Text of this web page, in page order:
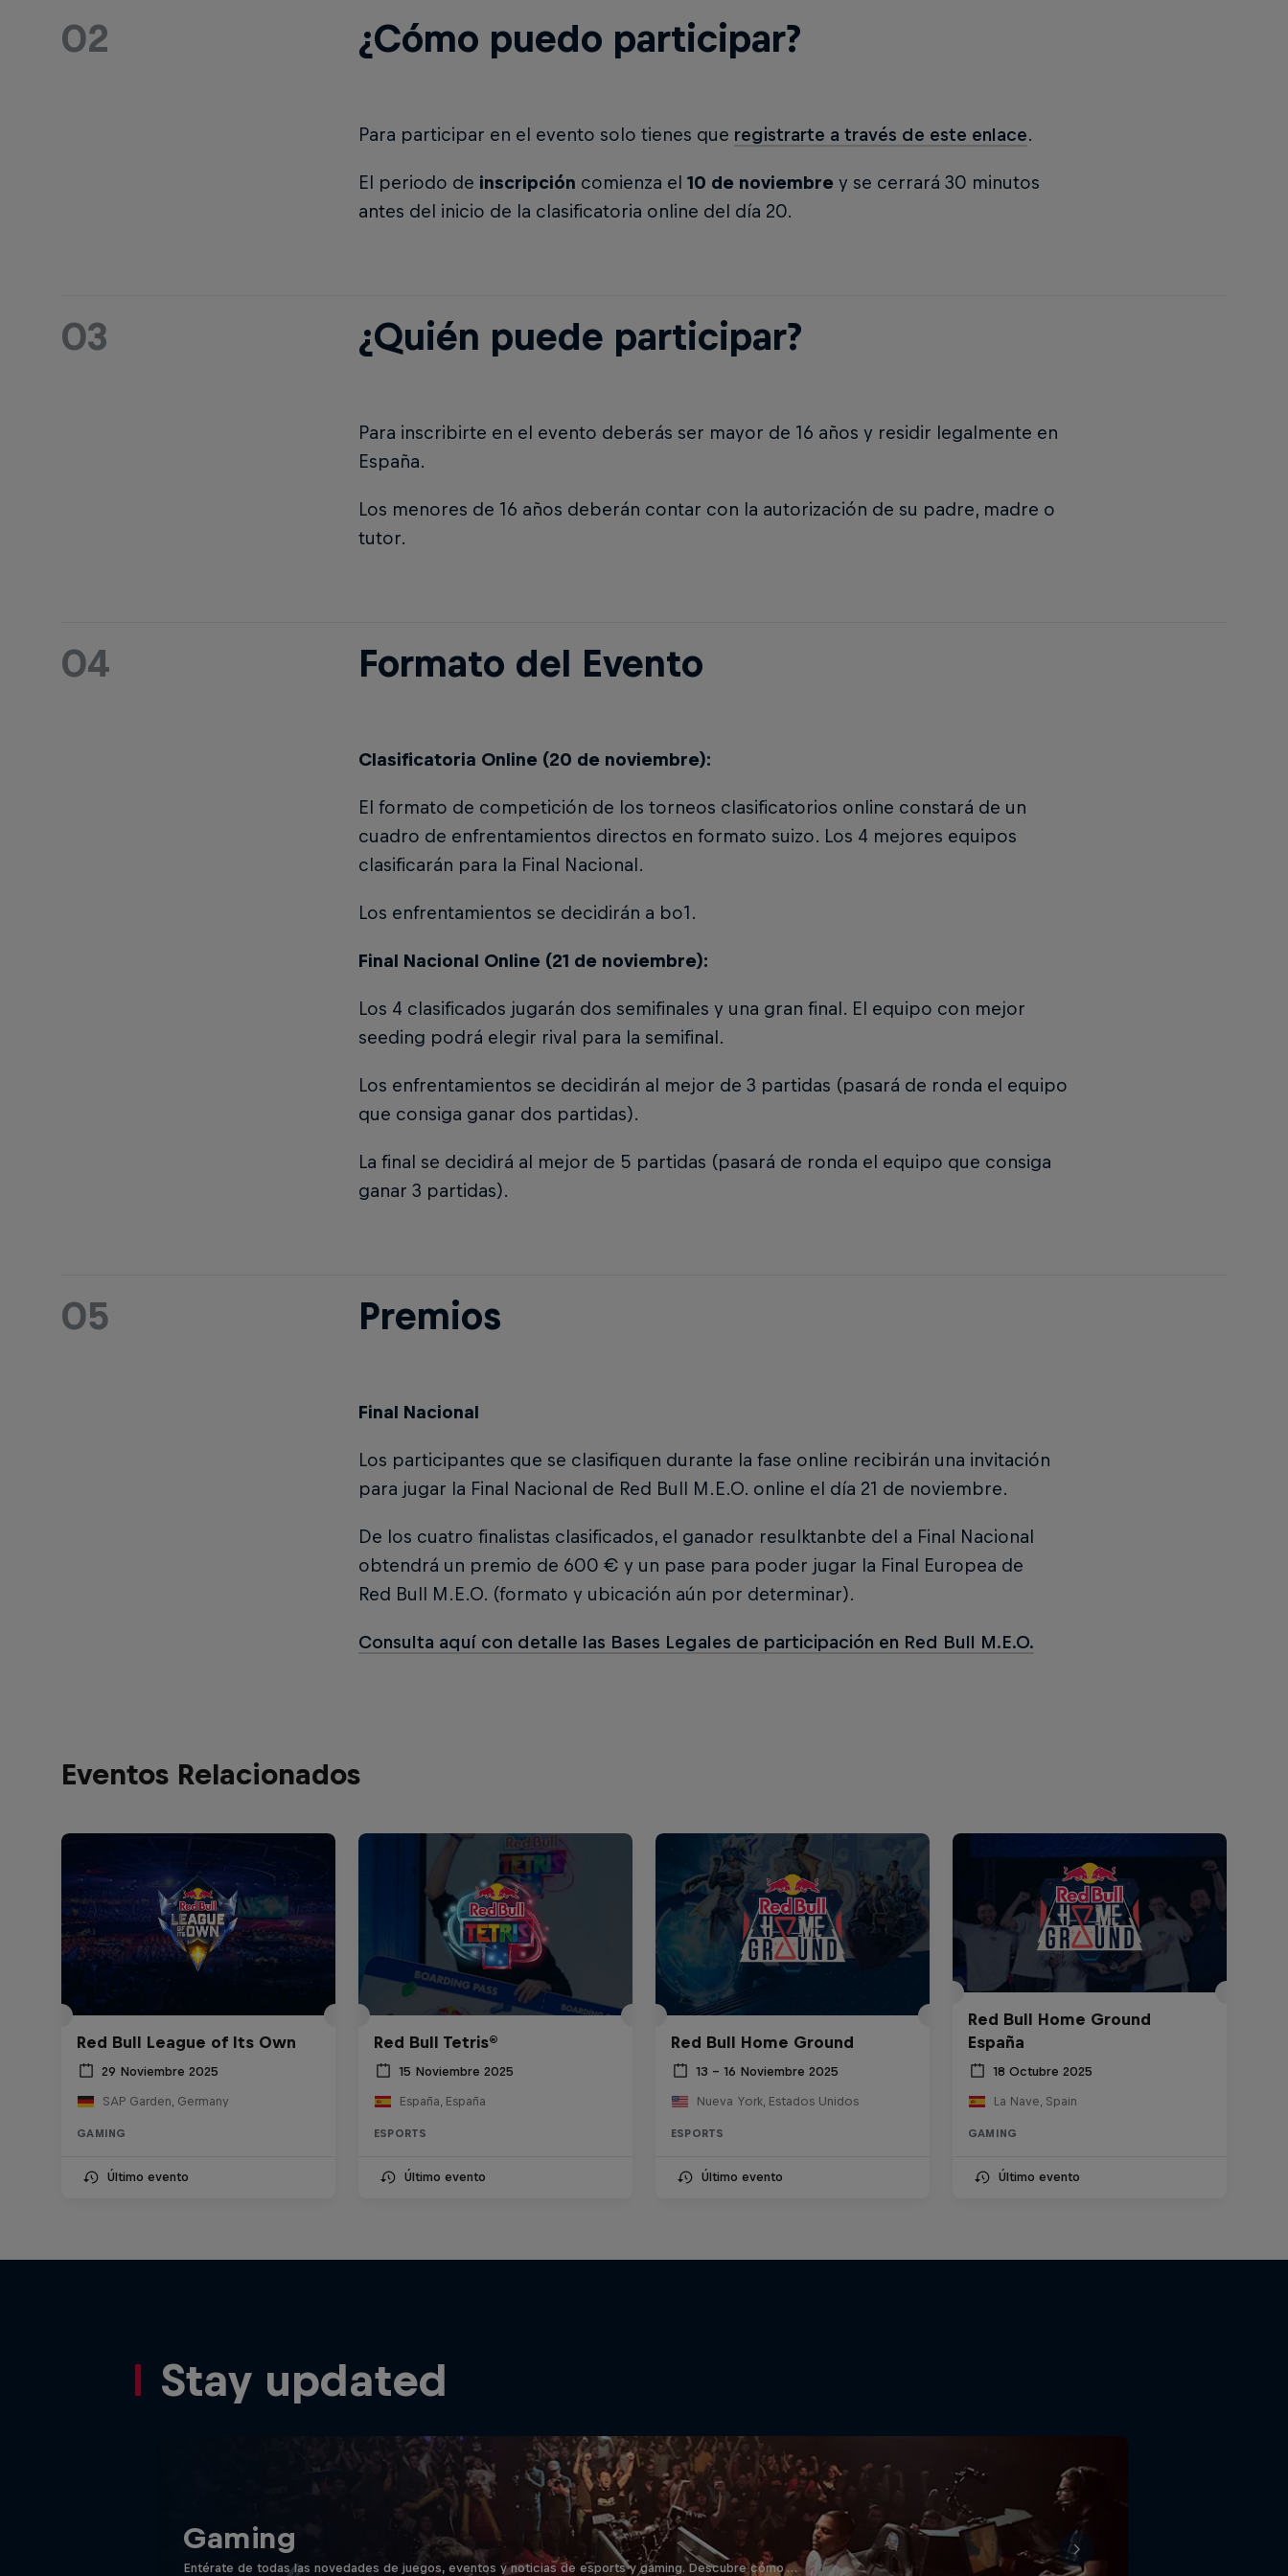
02 ¿Cómo puedo participar?
Para participar en el evento solo tienes que registrarte a través de este enlace.
El periodo de inscripción comienza el 10 de noviembre y se cerrará 30 minutos
antes del inicio de la clasificatoria online del día 20.
03 ¿Quién puede participar?
Para inscribirte en el evento deberás ser mayor de 16 años y residir legalmente en
España.
Los menores de 16 años deberán contar con la autorización de su padre, madre o
tutor.
04 Formato del Evento
Clasificatoria Online (20 de noviembre):
El formato de competición de los torneos clasificatorios online constará de un
cuadro de enfrentamientos directos en formato suizo. Los 4 mejores equipos
clasificarán para la Final Nacional.
Los enfrentamientos se decidirán a bo1.
Final Nacional Online (21 de noviembre):
Los 4 clasificados jugarán dos semifinales y una gran final. El equipo con mejor
seeding podrá elegir rival para la semifinal.
Los enfrentamientos se decidirán al mejor de 3 partidas (pasará de ronda el equipo
que consiga ganar dos partidas).
La final se decidirá al mejor de 5 partidas (pasará de ronda el equipo que consiga
ganar 3 partidas).
05 Premios
Final Nacional
Los participantes que se clasifiquen durante la fase online recibirán una invitación
para jugar la Final Nacional de Red Bull M.E.O. online el día 21 de noviembre.
De los cuatro finalistas clasificados, el ganador resulktanbte del a Final Nacional
obtendrá un premio de 600 € y un pase para poder jugar la Final Europea de
Red Bull M.E.O. (formato y ubicación aún por determinar).
Consulta aquí con detalle las Bases Legales de participación en Red Bull M.E.O.
Eventos Relacionados
Red Bull League of Its Own
29 Noviembre 2025
SAP Garden, Germany
GAMING
Último evento
Red Bull Tetris®
15 Noviembre 2025
España, España
ESPORTS
Último evento
Red Bull Home Ground
13 – 16 Noviembre 2025
Nueva York, Estados Unidos
ESPORTS
Último evento
Red Bull Home Ground
España
18 Octubre 2025
La Nave, Spain
GAMING
Último evento
Stay updated
Gaming
Entérate de todas las novedades de juegos, eventos y noticias de esports y gaming. Descubre cómo …